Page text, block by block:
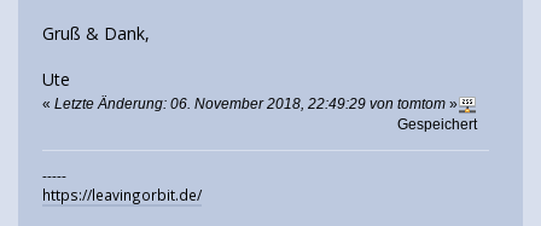
Gruß & Dank,
Ute
« Letzte Änderung: 06. November 2018, 22:49:29 von tomtom »
Gespeichert
-----
https://leavingorbit.de/